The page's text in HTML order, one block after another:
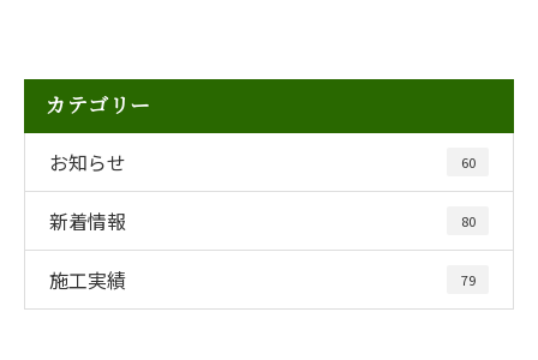
カテゴリー
お知らせ 60
新着情報 80
施工実績 79